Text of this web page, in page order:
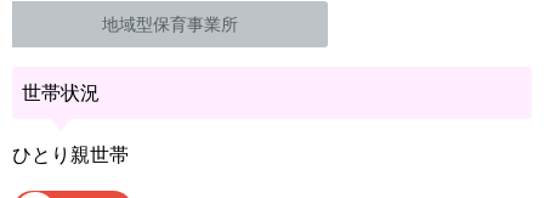
地域型保育事業所
世帯状況
ひとり親世帯